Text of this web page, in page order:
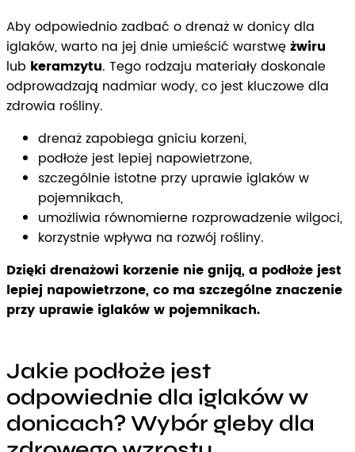
Aby odpowiednio zadbać o drenaż w donicy dla
iglaków, warto na jej dnie umieścić warstwężwiru
lub keramzytu. Tego rodzaju materiały doskonale
odprowadzają nadmiar wody, co jest kluczowe dla
zdrowia rośliny.
drenaż zapobiega gniciu korzeni,
podłoże jest lepiej napowietrzone,
szczególnie istotne przy uprawie iglaków w
pojemnikach,
umożliwia równomierne rozprowadzenie wilgoci,
korzystnie wpływa na rozwój rośliny.
Dzięki drenażowi korzenie nie gniją, a podłoże jest
lepiej napowietrzone, co ma szczególne znaczenie
przy uprawie iglaków w pojemnikach.
Jakie podłoże jest
odpowiednie dla iglaków w
donicach? Wybór gleby dla